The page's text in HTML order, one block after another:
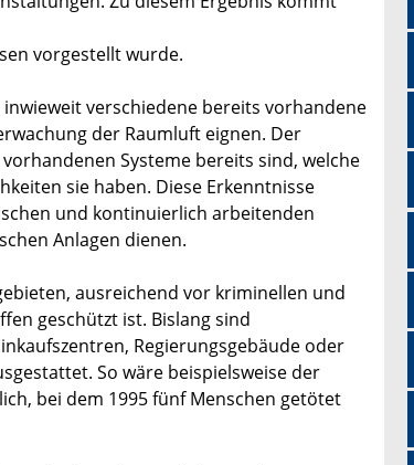
vorgestellt wurde.
verschiedene bereits vorhandene
der Raumluft eignen. Der
Systeme bereits sind, welche
sie haben. Diese Erkenntnisse
und kontinuierlich arbeitenden
Anlagen dienen.
ausreichend vor kriminellen und
geschützt ist. Bislang sind
Regierungsgebäude oder
So wäre beispielsweise der
bei dem 1995 fünf Menschen getötet